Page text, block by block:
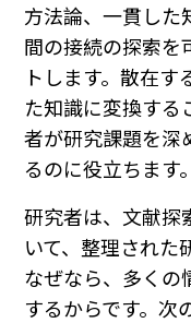
方法論、一貫した
間の接続の探索を
トします。散在
た知識に変換する
者が研究課題を深
るのに役立ちます。
研究者は、文献探
いて、整理された
なぜなら、多くの
するからです。次